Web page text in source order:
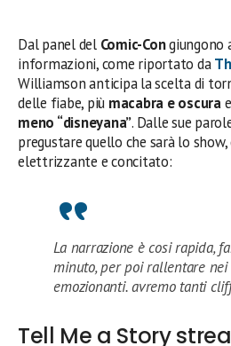
Dal panel del Comic-Congiungono
informazioni, come riportato da
Williamson anticipa la scelta di
delle fiabe, più macabra e oscura
meno “disneyana”. Dalle sue
pregustare quello che sarà lo
elettrizzante e concitato:
La narrazione è cosi rapida,
minuto, per poi rallentare
emozionanti. avremo tanti
Tell Me a Story